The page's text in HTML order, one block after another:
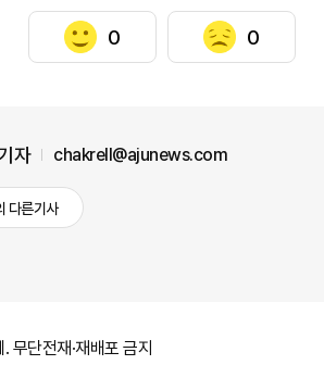
0 0
자 chakrell@ajunews.com
다른기사
무단전재·재배포 금지